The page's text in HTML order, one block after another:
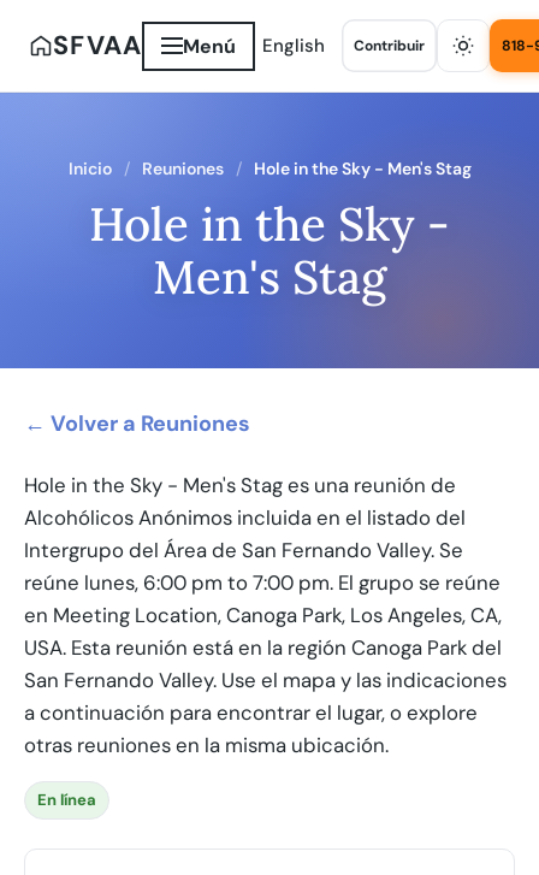
SFVAA Menú English Contribuir 818-
Inicio Reuniones Hole in the Sky - Men's Stag
Hole in the Sky -
Men's Stag
← Volver a Reuniones
Hole in the Sky - Men's Stag es una reunión de
Alcohólicos Anónimos incluida en el listado del
Intergrupo del Área de San Fernando Valley. Se
reúne lunes, 6:00 pm to 7:00 pm. El grupo se reúne
en Meeting Location, Canoga Park, Los Angeles, CA,
USA. Esta reunión está en la región Canoga Park del
San Fernando Valley. Use el mapa y las indicaciones
a continuación para encontrar el lugar, o explore
otras reuniones en la misma ubicación.
En línea